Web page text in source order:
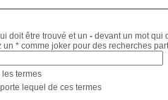
doit être trouvé et un -devant un mot qui
un * comme joker pour des recherches
les termes
lequel de ces termes